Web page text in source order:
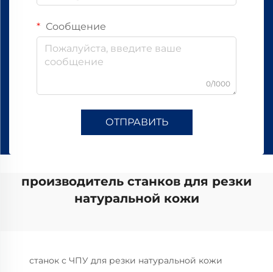
Сообщение
0/1000
ОТПРАВИТЬ
производитель станков для резки
натуральной кожи
станок с ЧПУ для резки натуральной кожи